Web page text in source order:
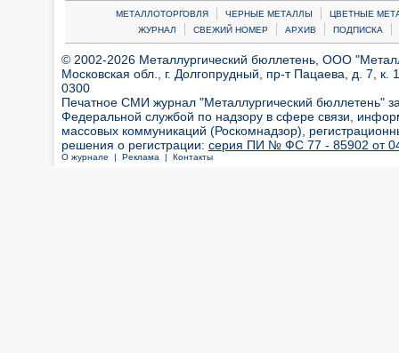
МЕТАЛЛОТОРГОВЛЯ | ЧЕРНЫЕ МЕТАЛЛЫ |
ЦВЕТНЫЕ
ЖУРНАЛ
| СВЕЖИЙ НОМЕР | АРХИВ | ПОДПИСКА |
© 2002-2026 Металлургический бюллетень, ООО
Московская обл., г. Долгопрудный, пр-т Пацаева, д. 7,
0300
Печатное СМИ журнал "Металлургический бюллетень"
Федеральной службой по надзору в сфере связи,
массовых коммуникаций (Роскомнадзор),
решения о регистрации: серия ПИ № ФС 77 - 85902 от 04
О журнале | Реклама | Контакты